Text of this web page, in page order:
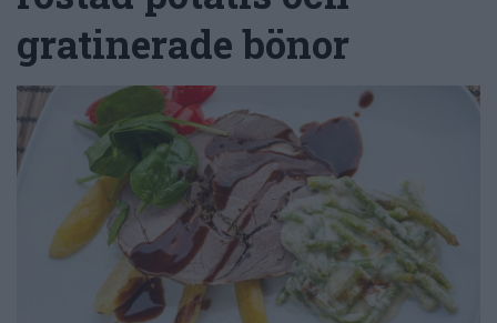
gratinerade bönor